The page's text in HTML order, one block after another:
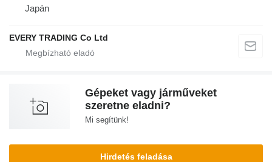
Japán
EVERY TRADING Co Ltd
Gépeket vagy járműveket
szeretne eladni?
Mi segítünk!
Hirdetés feladása